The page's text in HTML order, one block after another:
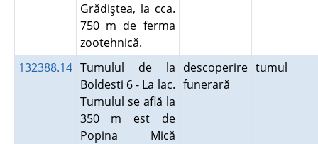
Grădiştea, la cca.
750 m de ferma
zootehnică.
132388.14 Tumulul de la
Boldesti 6 - La lac.
Tumulul se află la
350 m est de
Popina Mică
descoperire
funerară
tumul